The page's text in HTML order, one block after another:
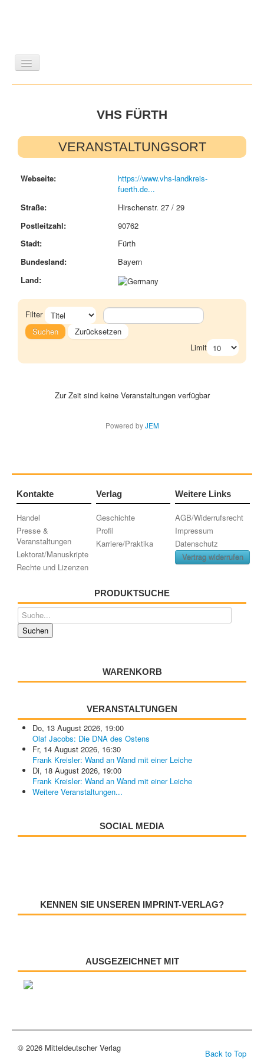
WISSENSCHAFT
ZEITSCHRIFTEN/VERZEICHNISSE
VHS FÜRTH
VERANSTALTUNGSORT
Webseite:
https://www.vhs-landkreis-
fuerth.de...
Straße:
Hirschenstr. 27 / 29
Postleitzahl:
90762
Stadt:
Fürth
Bundesland:
Bayern
Land:
Filter
Suchen
Zurücksetzen
Limit
Zur Zeit sind keine Veranstaltungen verfügbar
Powered byJEM
Kontakte
Handel
Presse &
Veranstaltungen
Lektorat/Manuskripte
Rechte und Lizenzen
Verlag
Geschichte
Profil
Karriere/Praktika
Weitere Links
AGB/Widerrufsrecht
Impressum
Datenschutz
Vertrag widerrufen
PRODUKTSUCHE
WARENKORB
VERANSTALTUNGEN
Do, 13 August 2026, 19:00
Olaf Jacobs: Die DNA des Ostens
Fr, 14 August 2026, 16:30
Frank Kreisler: Wand an Wand mit einer Leiche
Di, 18 August 2026, 19:00
Frank Kreisler: Wand an Wand mit einer Leiche
Weitere Veranstaltungen...
SOCIAL MEDIA
KENNEN SIE UNSEREN IMPRINT-VERLAG?
AUSGEZEICHNET MIT
Back to Top
© 2026 Mitteldeutscher Verlag